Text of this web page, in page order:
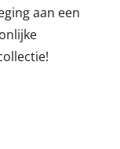
aan een